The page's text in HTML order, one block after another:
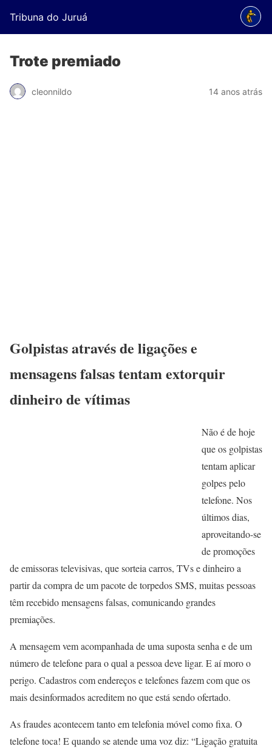
Tribuna do Juruá
Trote premiado
cleonnildo 14 anos atrás
Golpistas através de ligações e
mensagens falsas tentam extorquir
dinheiro de vítimas
Não é de hoje
que os golpistas
tentam aplicar
golpes pelo
telefone. Nos
últimos dias,
aproveitando-se
de promoções
de emissoras televisivas, que sorteia carros, TVs e dinheiro a
partir da compra de um pacote de torpedos SMS, muitas pessoas
têm recebido mensagens falsas, comunicando grandes
premiações.
A mensagem vem acompanhada de uma suposta senha e de um
número de telefone para o qual a pessoa deve ligar. E aí moro o
perigo. Cadastros com endereços e telefones fazem com que os
mais desinformados acreditem no que está sendo ofertado.
As fraudes acontecem tanto em telefonia móvel como fixa. O
telefone toca! E quando se atende uma voz diz: “Ligação gratuita